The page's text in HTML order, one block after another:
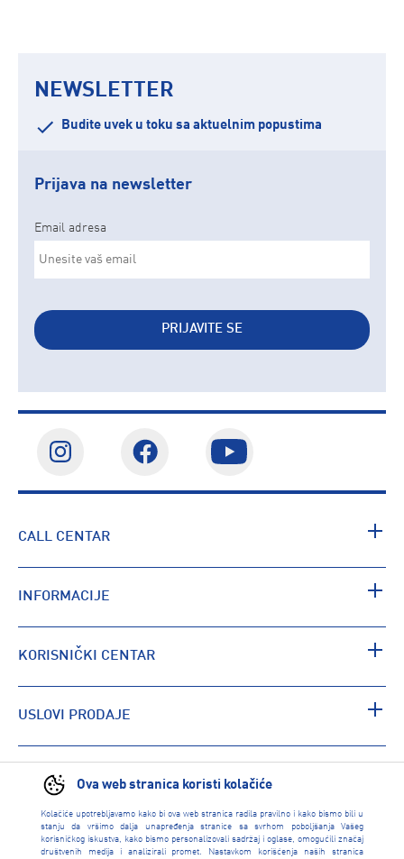
Ova web stranica koristi kolačiće
Kolačiće upotrebljavamo kako bi ova web stranica radila pravilno i kako bismo bili u
stanju da vršimo dalja unapređenja stranice sa svrhom poboljšanja Vašeg
korisničkog iskustva, kako bismo personalizovali sadržaj i oglase, omogućili značaj
društvenih medija i analizirali promet. Nastavkom korišćenja naših stranica
NEWSLETTER
Budite uvek u toku sa aktuelnim popustima
Prijava na newsletter
Email adresa
PRIJAVITE SE
CALL CENTAR
INFORMACIJE
KORISNIČKI CENTAR
USLOVI PRODAJE
PRONAĐI RADNJU